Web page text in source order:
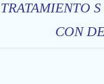
TRATAMIENTO
CON